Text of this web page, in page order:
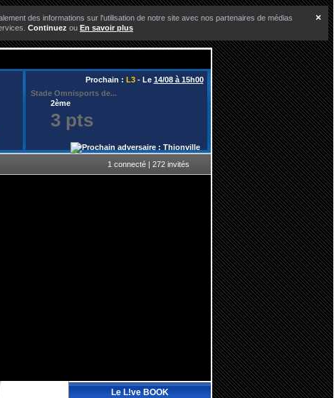
×
des informations sur l'utilisation de notre site avec nos partenaires de médias
Continuez ou En savoir plus
Prochain : L3- Le 14/08 à 15h00
Stade Omnisports de...
2ème
3 pts
1 connecté | 272 invités
Le L!ve BOOK